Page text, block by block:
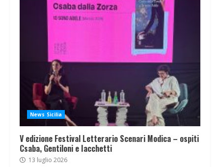
News Sicilia
V edizione Festival Letterario Scenari Modica – ospiti
Csaba, Gentiloni e Iacchetti
13 luglio 2026